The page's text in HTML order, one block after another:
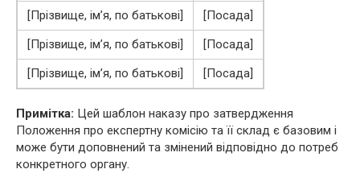
[Прізвище, ім’я, по батькові]
[Посада]
[Прізвище, ім’я, по батькові]
[Посада]
[Прізвище, ім’я, по батькові]
[Посада]
Примітка: Цей шаблон наказу про затвердження
Положення про експертну комісію та її склад є базовим і
може бути доповнений та змінений відповідно до потреб
конкретного органу.